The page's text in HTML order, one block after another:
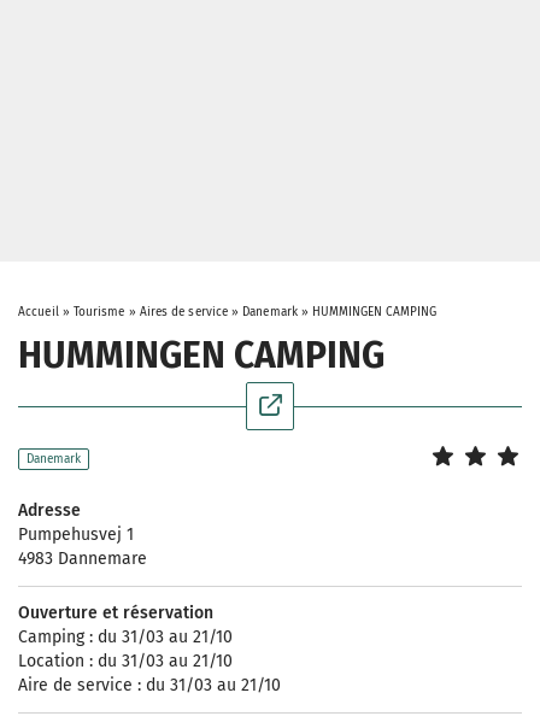
Accueil» Tourisme » Aires de service » Danemark» HUMMINGEN CAMPING
HUMMINGEN CAMPING
Danemark
Adresse
Pumpehusvej 1
4983 Dannemare
Ouverture et réservation
Camping : du 31/03 au 21/10
Location : du 31/03 au 21/10
Aire de service : du 31/03 au 21/10